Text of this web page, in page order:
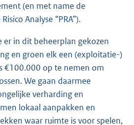
(en met name de
Analyse “PRA”).
er in dit beheerplan gekozen
en groen elk een (exploitatie-)
€100.000 op te nemen om
We gaan daarmee
verharding en
lokaal aanpakken en
waar ruimte is voor spelen,